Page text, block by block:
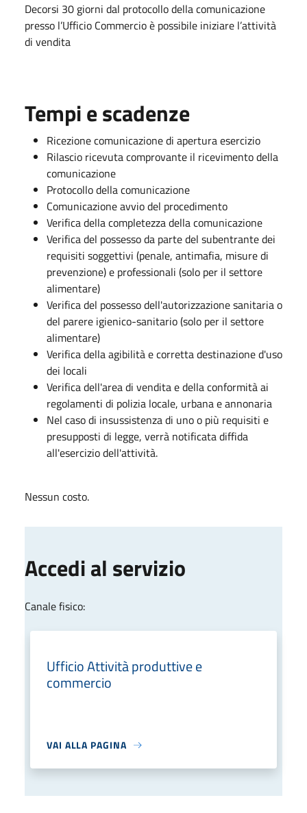
Decorsi 30 giorni dal protocollo della comunicazione
presso l’Ufficio Commercio è possibile iniziare l’attività
di vendita
Tempi e scadenze
Ricezione comunicazione di apertura esercizio
Rilascio ricevuta comprovante il ricevimento della
comunicazione
Protocollo della comunicazione
Comunicazione avvio del procedimento
Verifica della completezza della comunicazione
Verifica del possesso da parte del subentrante dei
requisiti soggettivi (penale, antimafia, misure di
prevenzione) e professionali (solo per il settore
alimentare)
Verifica del possesso dell'autorizzazione sanitaria o
del parere igienico-sanitario (solo per il settore
alimentare)
Verifica della agibilità e corretta destinazione d'uso
dei locali
Verifica dell'area di vendita e della conformità ai
regolamenti di polizia locale, urbana e annonaria
Nel caso di insussistenza di uno o più requisiti e
presupposti di legge, verrà notificata diffida
all'esercizio dell'attività.
Nessun costo.
Accedi al servizio
Canale fisico:
Ufficio Attività produttive e
commercio
VAI ALLA PAGINA